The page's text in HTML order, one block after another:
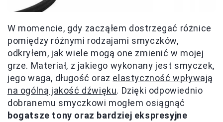
W momencie, gdy zacząłem dostrzegać różnice
pomiędzy różnymi rodzajami smyczków,
odkryłem, jak wiele mogą one zmienić w mojej
grze. Materiał, z jakiego wykonany jest smyczek,
jego waga, długość oraz elastyczność wpływają
na ogólną jakość dźwięku. Dzięki odpowiednio
dobranemu smyczkowi mogłem osiągnąć
bogatsze tony oraz bardziej ekspresyjne